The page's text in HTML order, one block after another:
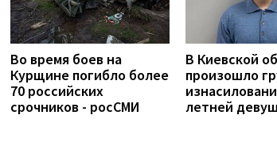
Во время боев на
Курщине погибло более
70 российских
срочников - росСМИ
В Киевской
произошло
летней